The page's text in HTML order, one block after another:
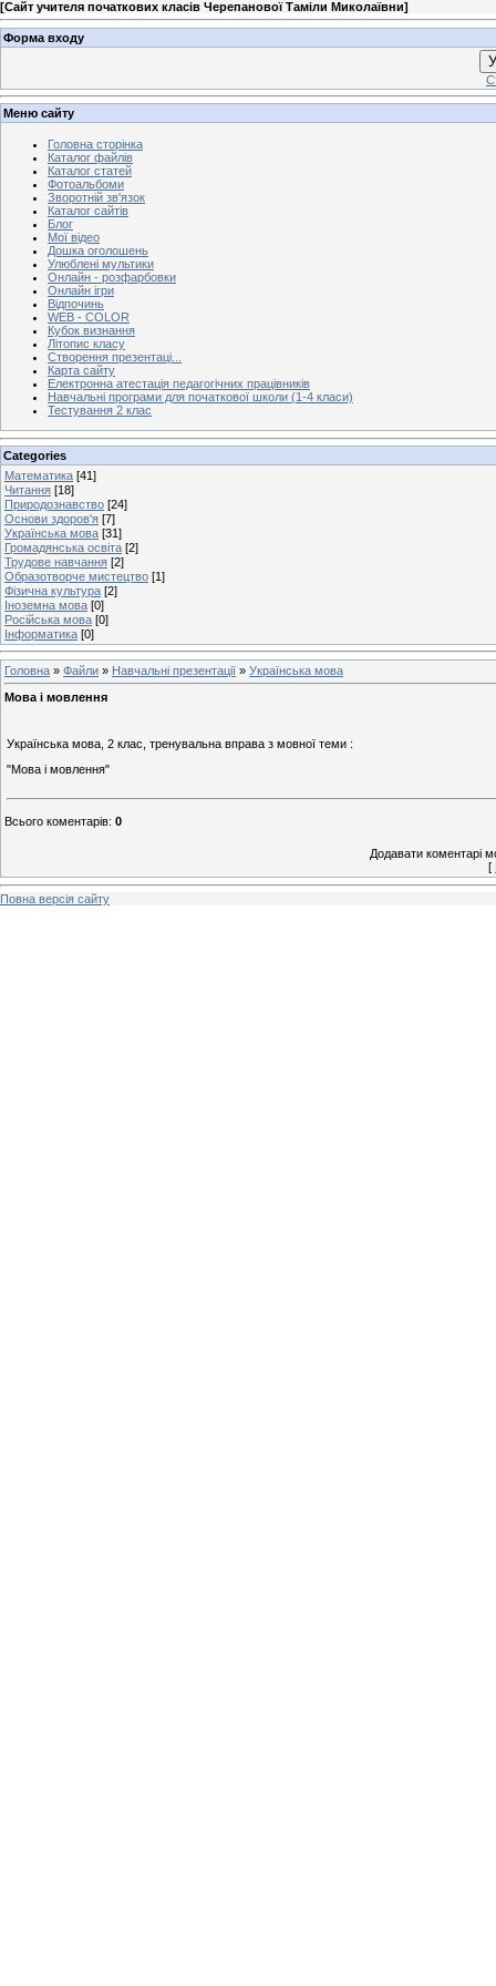
[Сайт учителя початкових класів Черепанової Таміли Миколаївни]
Форма входу
Меню сайту
Головна сторінка
Каталог файлів
Каталог статей
Фотоальбоми
Зворотній зв'язок
Каталог сайтів
Блог
Мої відео
Дошка оголошень
Улюблені мультики
Онлайн - розфарбовки
Онлайн ігри
Відпочинь
WEB - COLOR
Кубок визнання
Літопис класу
Створення презентаці...
Карта сайту
Електронна атестація педагогічних працівників
Навчальні програми для початкової школи (1-4 класи)
Тестування 2 клас
Categories
Математика [41]
Читання [18]
Природознавство [24]
Основи здоров'я [7]
Українська мова [31]
Громадянська освіта [2]
Трудове навчання [2]
Образотворче мистецтво [1]
Фізична культура [2]
Іноземна мова [0]
Російська мова [0]
Інформатика [0]
Головна » Файли » Навчальні презентації » Українська мова
Мова і мовлення
Українська мова, 2 клас, тренувальна вправа з мовної теми :
"Мова і мовлення"
Всього коментарів: 0
Додавати коментарі
[
Повна версія сайту